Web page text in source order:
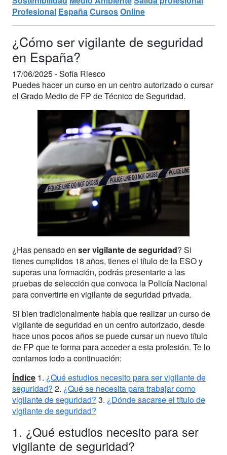
Profesional España CursosOnline
¿Cómo ser vigilante de seguridad
en España?
17/06/2025 -Sofía Riesco
Puedes hacer un curso en un centro autorizado o cursar
el Grado Medio de FP de Técnico de Seguridad.
¿Has pensado en ser vigilante de seguridad? Si
tienes cumplidos 18 años, tienes el título de la ESO y
superas una formación, podrás presentarte a las
pruebas de selección que convoca la Policía Nacional
para convertirte en vigilante de seguridad privada.
Si bien tradicionalmente había que realizar un curso de
vigilante de seguridad en un centro autorizado, desde
hace unos pocos años se puede cursar un nuevo título
de FP que te forma para acceder a esta profesión. Te lo
contamos todo a continuación:
Índice 1. ¿Qué estudios necesito para ser vigilante de
seguridad? 2. ¿Qué se necesita para trabajar como
vigilante de seguridad? 3. ¿Dónde sacarse el título de
vigilante de seguridad?
1. ¿Qué estudios necesito para ser
vigilante de seguridad?